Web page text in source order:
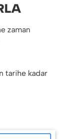
zaman
tarihe kadar